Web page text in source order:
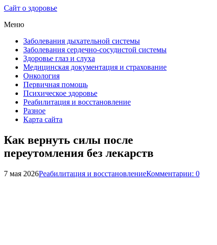
Сайт о здоровье
Меню
Заболевания дыхательной системы
Заболевания сердечно-сосудистой системы
Здоровье глаз и слуха
Медицинская документация и страхование
Онкология
Первичная помощь
Психическое здоровье
Реабилитация и восстановление
Разное
Карта сайта
Как вернуть силы после
переутомления без лекарств
7 мая 2026Реабилитация и восстановлениеКомментарии: 0